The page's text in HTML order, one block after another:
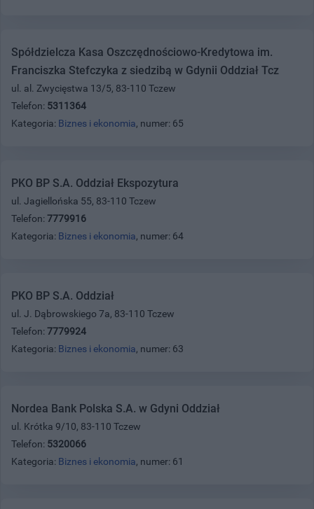
Spółdzielcza Kasa Oszczędnościowo-Kredytowa im.
Franciszka Stefczyka z siedzibą w Gdynii Oddział Tcz
ul. al. Zwycięstwa 13/5, 83-110 Tczew
Telefon: 5311364
Kategoria: Biznes i ekonomia, numer: 65
PKO BP S.A. Oddział Ekspozytura
ul. Jagiellońska 55, 83-110 Tczew
Telefon: 7779916
Kategoria: Biznes i ekonomia, numer: 64
PKO BP S.A. Oddział
ul. J. Dąbrowskiego 7a, 83-110 Tczew
Telefon: 7779924
Kategoria: Biznes i ekonomia, numer: 63
Nordea Bank Polska S.A. w Gdyni Oddział
ul. Krótka 9/10, 83-110 Tczew
Telefon: 5320066
Kategoria: Biznes i ekonomia, numer: 61